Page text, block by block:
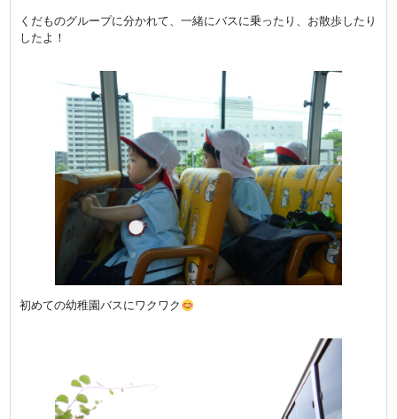
くだものグループに分かれて、一緒にバスに乗ったり、お散歩したり
したよ！
初めての幼稚園バスにワクワク